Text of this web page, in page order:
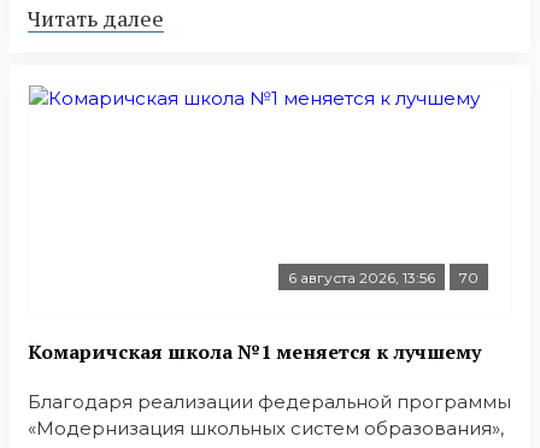
Читать далее
6 августа 2026, 13:56 70
Комаричская школа №1 меняется к лучшему
Благодаря реализации федеральной программы
«Модернизация школьных систем образования»,